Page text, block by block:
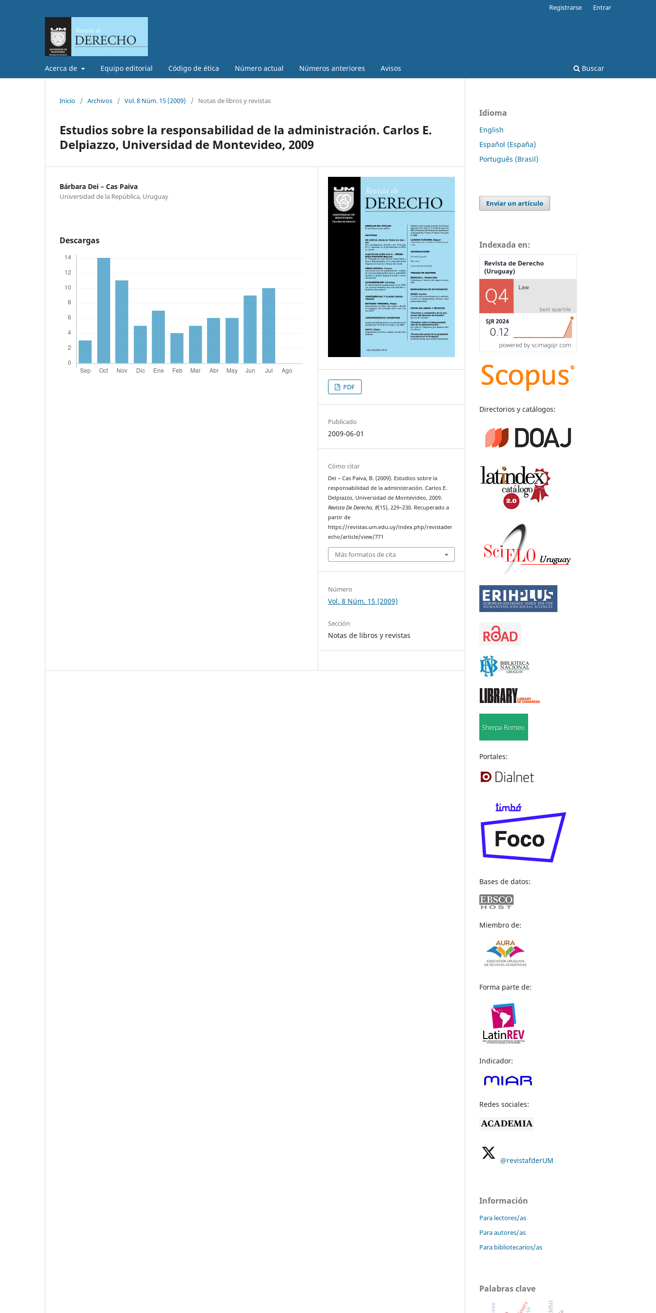
Acerca de Equipo editorial Código de ética Número actual Números anteriores Avisos Buscar
Registrarse Entrar
Inicio / Archivos / Vol. 8 Núm. 15 (2009) / Notas de libros y revistas
Estudios sobre la responsabilidad de la administración. Carlos E.
Delpiazzo, Universidad de Montevideo, 2009
Bárbara Dei – Cas Paiva
Universidad de la República, Uruguay
Descargas
PDF
Publicado
2009-06-01
Cómo citar
Dei – Cas Paiva, B. (2009). Estudios sobre la
responsabilidad de la administración. Carlos E.
Delpiazzo, Universidad de Montevideo, 2009.
Revista De Derecho,8(15), 229–230. Recuperado a
partir de
https://revistas.um.edu.uy/index.php/revistader
echo/article/view/771
Más formatos de cita
Número
Vol. 8 Núm. 15 (2009)
Sección
Notas de libros y revistas
Idioma
English
Español (España)
Português (Brasil)
Enviar un artículo
Indexada en:
Directorios y catálogos:
Portales:
Bases de datos:
Miembro de:
Forma parte de:
Indicador:
Redes sociales:
@revistafderUM
Información
Para lectores/as
Para autores/as
Para bibliotecarios/as
Palabras clave